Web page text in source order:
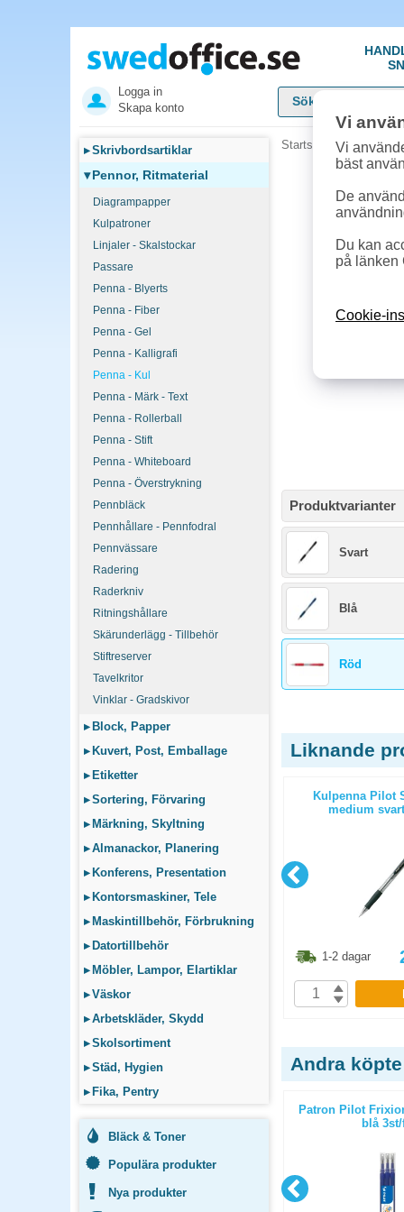
Logga in
Skapa konto
▸Skrivbordsartiklar
▾Pennor, Ritmaterial
Diagrampapper
Kulpatroner
Linjaler - Skalstockar
Passare
Penna - Blyerts
Penna - Fiber
Penna - Gel
Penna - Kalligrafi
Penna - Kul
Penna - Märk - Text
Penna - Rollerball
Penna - Stift
Penna - Whiteboard
Penna - Överstrykning
Pennbläck
Pennhållare - Pennfodral
Pennvässare
Radering
Raderkniv
Ritningshållare
Skärunderlägg - Tillbehör
Stiftreserver
Tavelkritor
Vinklar - Gradskivor
▸ Block, Papper
▸ Kuvert, Post, Emballage
▸ Etiketter
▸Sortering, Förvaring
▸ Märkning, Skyltning
▸Almanackor, Planering
▸ Konferens, Presentation
▸ Kontorsmaskiner, Tele
▸ Maskintillbehör, Förbrukning
▸ Datortillbehör
▸ Möbler, Lampor, Elartiklar
▸Väskor
▸Arbetskläder, Skydd
▸Skolsortiment
▸Städ, Hygien
▸ Fika, Pentry
Bläck & Toner
Populära produkter
Nya produkter
Startsida »Pennor,
Produktvarianter
Svart
Blå
Röd
Liknande
Brabantia soptunna Touch Bin 30l
matt svart
Kulpenna Pilot
medium
1-2 dagar
Andra
Patron Pilot
blå
Vi
Vi
bäst
De
Du kan
på länken
Cookie-